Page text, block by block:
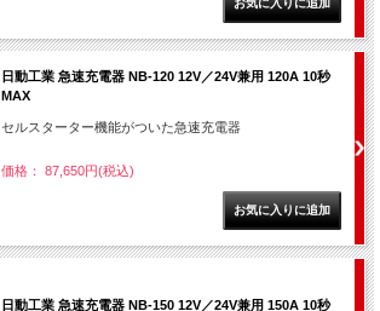
日動工業 急速充電器 NB-120 12V／24V兼用 120A 10秒
MAX
セルスターター機能がついた急速充電器
価格： 87,650円(税込)
日動工業 急速充電器 NB-150 12V／24V兼用 150A 10秒